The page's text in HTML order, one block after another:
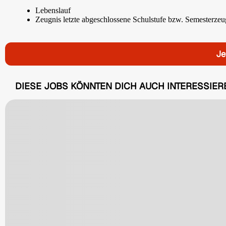
Lebenslauf
Zeugnis letzte abgeschlossene Schulstufe bzw.
DIESE JOBS KÖNNTEN DICH AUCH